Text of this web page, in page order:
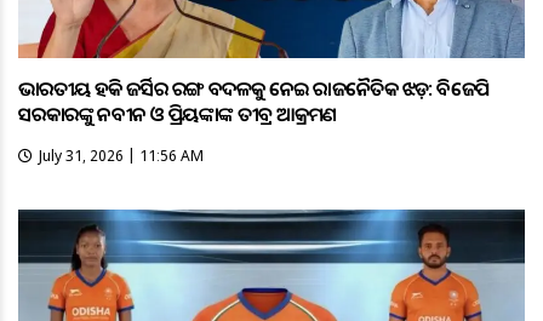
ଭାରତୀୟ ହକି ଜର୍ସିର ରଙ୍ଗ ବଦଳକୁ ନେଇ ରାଜନୈତିକ ଝଡ଼: ବିଜେପି
ସରକାରଙ୍କୁ ନବୀନ ଓ ପ୍ରିୟଙ୍କାଙ୍କ ତୀବ୍ର ଆକ୍ରମଣ
July 31, 2026 | 11:56 AM